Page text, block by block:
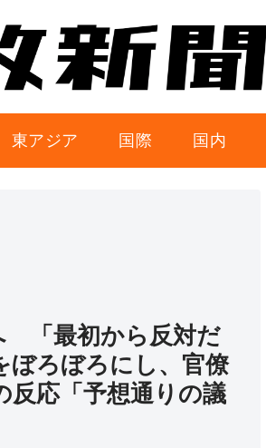
東アジア 国際 国内
「最初から反対だ
ぼろぼろにし、官僚
応「予想通りの議